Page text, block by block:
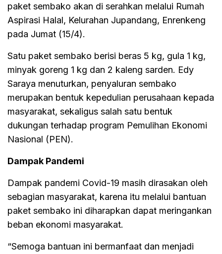
paket sembako akan di serahkan melalui Rumah
Aspirasi Halal, Kelurahan Jupandang, Enrenkeng
pada Jumat (15/4).
Satu paket sembako berisi beras 5 kg, gula 1 kg,
minyak goreng 1 kg dan 2 kaleng sarden. Edy
Saraya menuturkan, penyaluran sembako
merupakan bentuk kepedulian perusahaan kepada
masyarakat, sekaligus salah satu bentuk
dukungan terhadap program Pemulihan Ekonomi
Nasional (PEN).
Dampak Pandemi
Dampak pandemi Covid-19 masih dirasakan oleh
sebagian masyarakat, karena itu melalui bantuan
paket sembako ini diharapkan dapat meringankan
beban ekonomi masyarakat.
“Semoga bantuan ini bermanfaat dan menjadi